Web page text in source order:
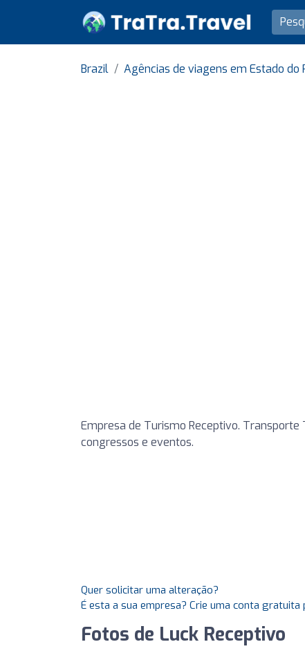
Brazil Agências de viagens em Estado do
Empresa de Turismo Receptivo.
congressos e eventos.
Quer solicitar uma alteração?
É esta a sua empresa? Crie uma conta
Fotos de Luck Receptivo